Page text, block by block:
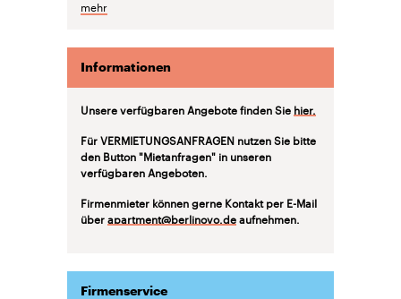
mehr
Informationen
Unsere verfügbaren Angebote finden Sie hier.
Für VERMIETUNGSANFRAGEN nutzen Sie bitte
den Button "Mietanfragen" in unseren
verfügbaren Angeboten.
Firmenmieter können gerne Kontakt per E-Mail
überapartment@berlinovo.deaufnehmen.
Firmenservice